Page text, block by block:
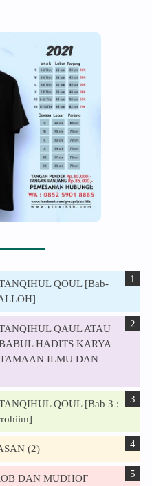
QOUL [Bab-
QAUL ATAU
HADITS KARYA
ILMU DAN
QOUL [Bab 3 :
(2)
DAN MUDHOF